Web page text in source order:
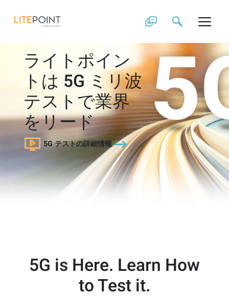
content
ライトポイン
トは 5G ミリ波
テストで業界
をリード
5G テストの詳細情報
5G is Here. Learn How
to Test it.